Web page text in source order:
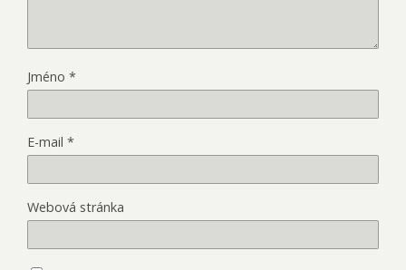
Jméno *
E-mail *
Webová stránka